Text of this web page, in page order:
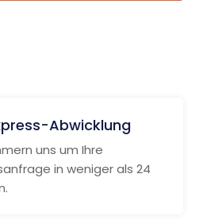
Abwicklung
uns um Ihre
in weniger als 24